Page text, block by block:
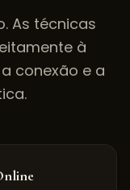
As técnicas
à
conexão e a